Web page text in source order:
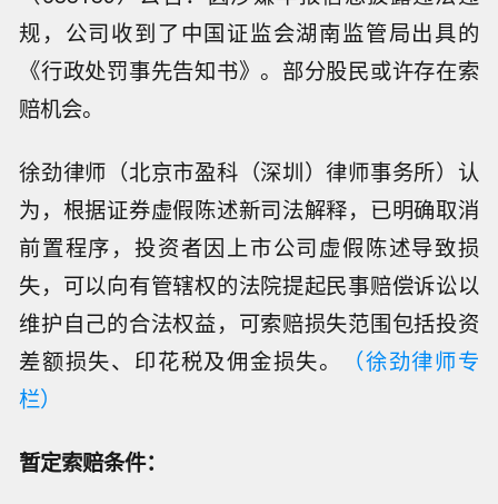
规，公司收到了中国证监会湖南监管局出具的
《行政处罚事先告知书》。部分股民或许存在索
赔机会。
徐劲律师（北京市盈科（深圳）律师事务所）认
为，根据证券虚假陈述新司法解释，已明确取消
前置程序，投资者因上市公司虚假陈述导致损
失，可以向有管辖权的法院提起民事赔偿诉讼以
维护自己的合法权益，可索赔损失范围包括投资
差额损失、印花税及佣金损失。
（徐劲律师专
栏）
暂定索赔条件：